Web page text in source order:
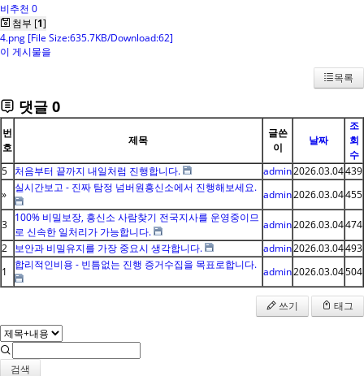
비추천 0
첨부 [1]
4.png [File Size:635.7KB/Download:62]
이 게시물을
목록
댓글 0
번
호
제목
글쓴
이
날짜
조
회
수
5 처음부터 끝까지 내일처럼 진행합니다. admin2026.03.04439
»
실시간보고 - 진짜 탐정 넘버원흥신소에서 진행해보세요.
admin2026.03.04455
3
100% 비밀보장, 흥신소 사람찾기 전국지사를 운영중이므
로 신속한 일처리가 가능합니다.
admin2026.03.04474
2 보안과 비밀유지를 가장 중요시 생각합니다. admin2026.03.04493
1
합리적인비용 - 빈틈없는 진행 증거수집을 목표로합니다.
admin2026.03.04504
쓰기 태그
검색